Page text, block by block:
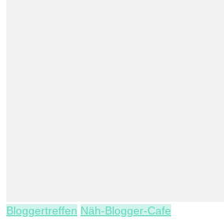
Bloggertreffen Näh-Blogger-Cafe